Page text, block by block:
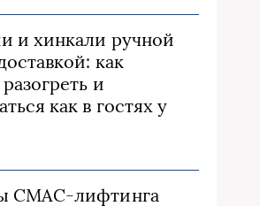
и хинкали ручной
как
и
как в гостях у
СМАС-лифтинга